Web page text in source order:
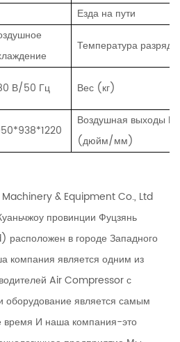
Езда на пути
Температура
В/50 Гц Вес (кг)
Воздушная выходы
(дюйм/мм)
& Equipment Co., Ltd
провинции Фуцзянь
в городе Западного
компания является одним из
Air Compressor с
оборудование является самым
время И наша компания-это